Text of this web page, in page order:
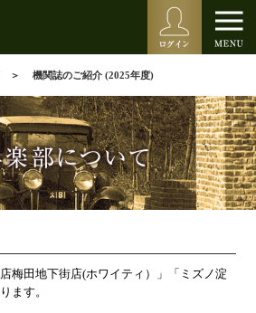
機関誌のご紹介 (2025年度)
梅田地下街店(ホワイティ）」「ミズノ淀
ます。